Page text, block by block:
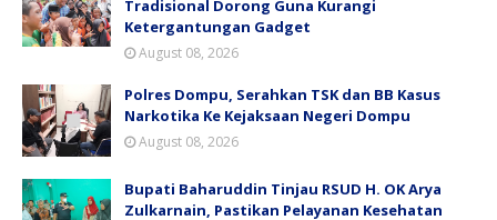
Tradisional Dorong Guna Kurangi
Ketergantungan Gadget
August 08, 2026
Polres Dompu, Serahkan TSK dan BB Kasus
Narkotika Ke Kejaksaan Negeri Dompu
August 08, 2026
Bupati Baharuddin Tinjau RSUD H. OK Arya
Zulkarnain, Pastikan Pelayanan Kesehatan